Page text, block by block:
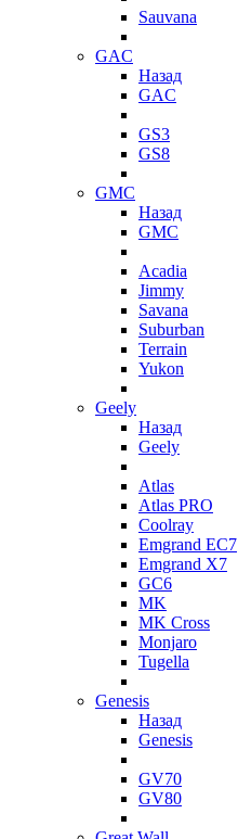
Sauvana
GAC
Назад
GAC
GS3
GS8
GMC
Назад
GMC
Acadia
Jimmy
Savana
Suburban
Terrain
Yukon
Geely
Назад
Geely
Atlas
Atlas PRO
Coolray
Emgrand EC7
Emgrand X7
GC6
MK
MK Cross
Monjaro
Tugella
Genesis
Назад
Genesis
GV70
GV80